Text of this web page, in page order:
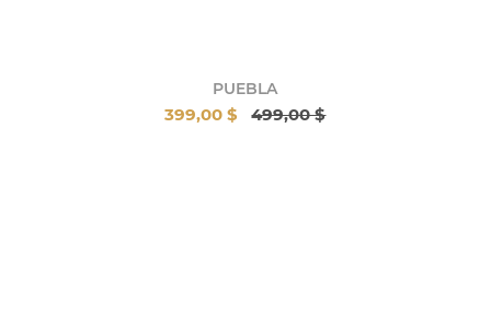
PUEBLA
399,00 $ 499,00 $